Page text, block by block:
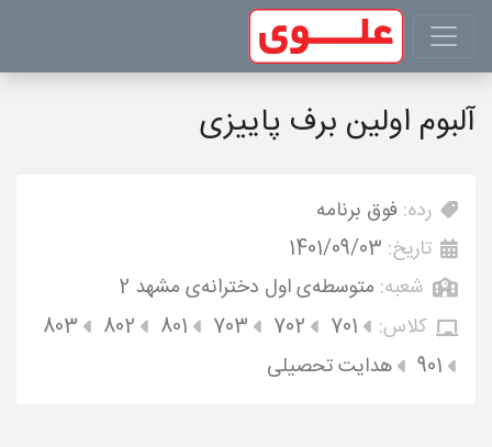
آلبوم اولین برف پاییزی
رده: فوق برنامه
تاریخ: 1401/09/03
شعبه: متوسطه‌ی اول دخترانه‌ی مشهد 2
کلاس:
701
702
703
801
802
803
901
هدایت تحصیلی